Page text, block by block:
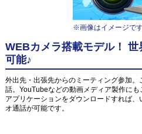
※画像はイメージです
WEBカメラ搭載モデル！
可能♪
外出先・出張先からのミーティング参加
話。YouTubeなどの動画メディア製作に
アプリケーションをダウンロードすれば
オ通話が可能です。